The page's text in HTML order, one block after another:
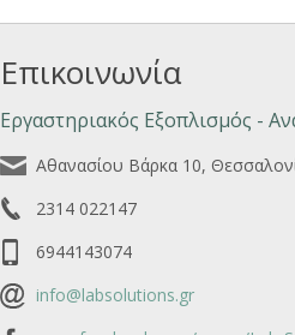
Επικοινωνία
Εργαστηριακός Εξοπλισμός -
Αθανασίου Βάρκα 10,
2314 022147
6944143074
info@labsolutions.gr